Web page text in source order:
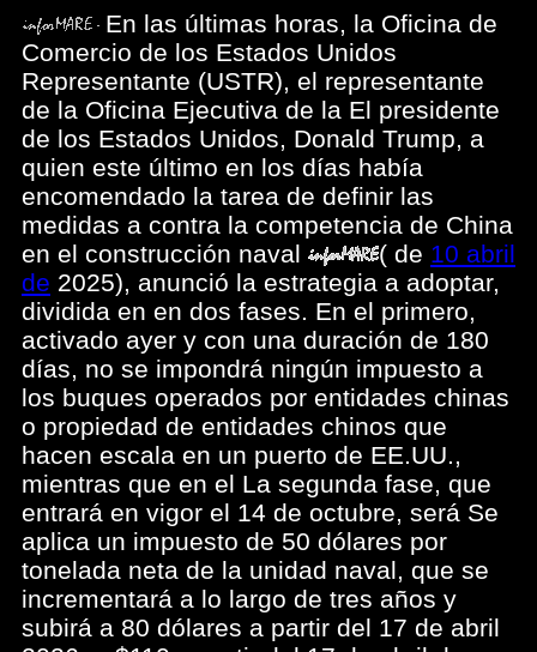
En las últimas horas, la Oficina de
Comercio de los Estados Unidos
Representante (USTR), el representante
de la Oficina Ejecutiva de la El presidente
de los Estados Unidos, Donald Trump, a
quien este último en los días había
encomendado la tarea de definir las
medidas a contra la competencia de China
en el construcción naval
( de 10 abril
de 2025), anunció la estrategia a adoptar,
dividida en en dos fases. En el primero,
activado ayer y con una duración de 180
días, no se impondrá ningún impuesto a
los buques operados por entidades chinas
o propiedad de entidades chinos que
hacen escala en un puerto de EE.UU.,
mientras que en el La segunda fase, que
entrará en vigor el 14 de octubre, será Se
aplica un impuesto de 50 dólares por
tonelada neta de la unidad naval, que se
incrementará a lo largo de tres años y
subirá a 80 dólares a partir del 17 de abril